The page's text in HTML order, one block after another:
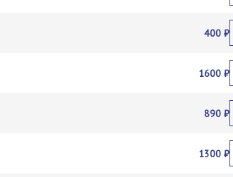
400 ₽
1600 ₽
890 ₽
1300 ₽